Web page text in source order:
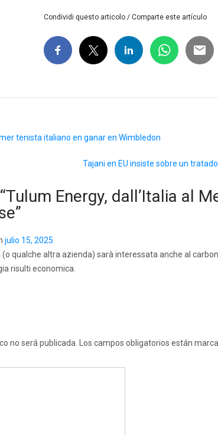
Condividi questo articolo / Comparte este artículo
tenista italiano en ganar en Wimbledon
Tajani en EU insiste sobre un
Tulum Energy, dall’Italia al
”
julio 15, 2025
qualche altra azienda) sarà interessata anche al
risulti economica.
no será publicada. Los campos obligatorios están